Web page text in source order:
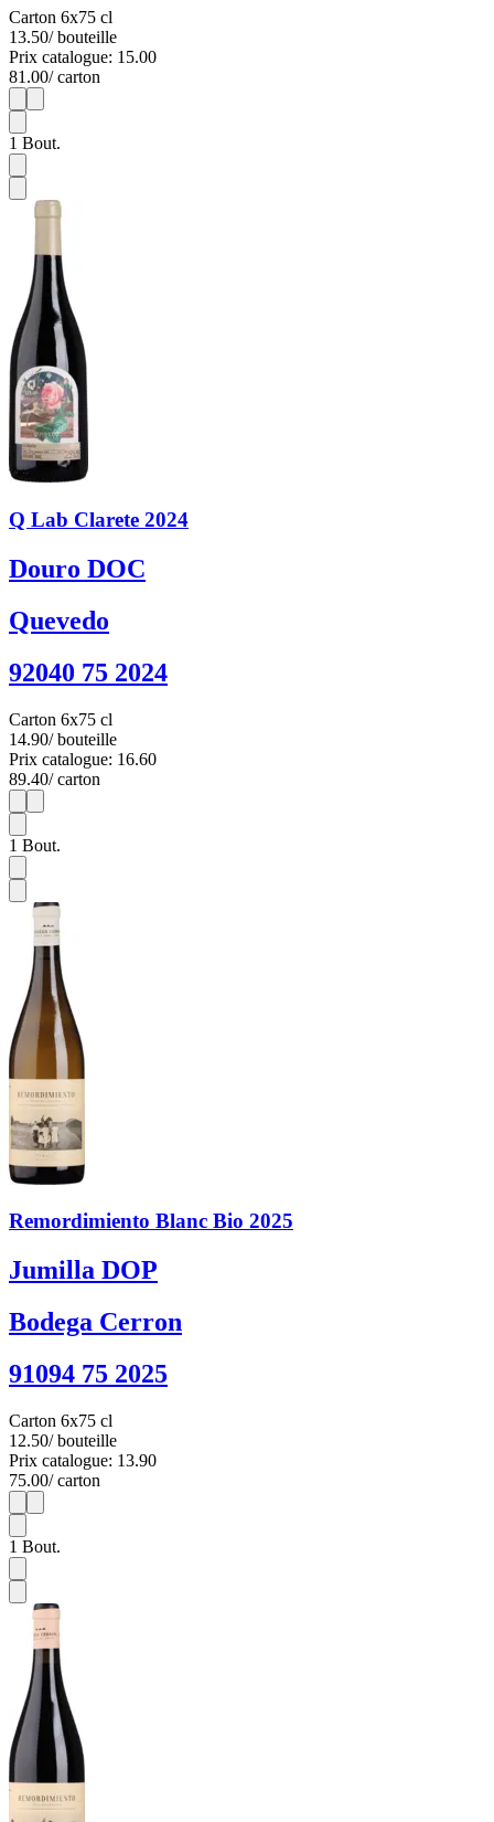
Carton 6x75 cl
13.50/ bouteille
Prix catalogue: 15.00
81.00/ carton
1
1 Bout.
Q Lab Clarete 2024
Douro DOC
Quevedo
92040 75 2024
Carton 6x75 cl
14.90/ bouteille
Prix catalogue: 16.60
89.40/ carton
1
1 Bout.
Remordimiento Blanc Bio 2025
Jumilla DOP
Bodega Cerron
91094 75 2025
Carton 6x75 cl
12.50/ bouteille
Prix catalogue: 13.90
75.00/ carton
1
1 Bout.